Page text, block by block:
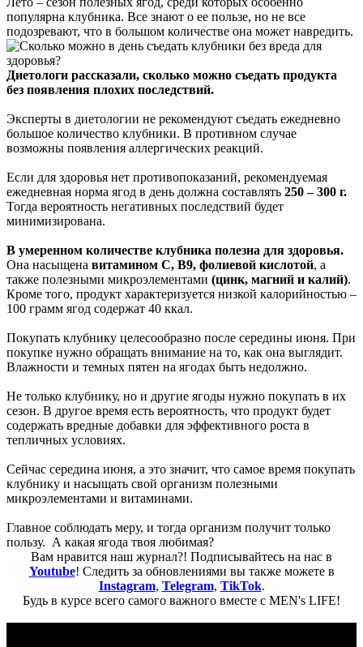
популярна клубника. Все знают о ее пользе, но не все
подозревают, что в большом количестве она может навредить.
Диетологи рассказали, сколько можно съедать продукта
без появления плохих последствий.
Эксперты в диетологии не рекомендуют съедать ежедневно
большое количество клубники. В противном случае
возможны появления аллергических реакций.
Если для здоровья нет противопоказаний, рекомендуемая
ежедневная норма ягод в день должна составлять 250 – 300 г.
Тогда вероятность негативных последствий будет
минимизирована.
В умеренном количестве клубника полезна для здоровья.
Она насыщена витамином С, В9, фолиевой кислотой, а
также полезными микроэлементами (цинк, магний и калий).
Кроме того, продукт характеризуется низкой калорийностью –
100 грамм ягод содержат 40 ккал.
Покупать клубнику целесообразно после середины июня. При
покупке нужно обращать внимание на то, как она выглядит.
Влажности и темных пятен на ягодах быть недолжно.
Не только клубнику, но и другие ягоды нужно покупать в их
сезон. В другое время есть вероятность, что продукт будет
содержать вредные добавки для эффективного роста в
тепличных условиях.
Сейчас середина июня, а это значит, что самое время покупать
клубнику и насыщать свой организм полезными
микроэлементами и витаминами.
Главное соблюдать меру, и тогда организм получит только
пользу. А какая ягода твоя любимая?
Вам нравится наш журнал?! Подписывайтесь на нас в
Youtube! Следить за обновлениями вы также можете в
Instagram, Telegram, TikTok.
Будь в курсе всего самого важного вместе с MEN's LIFE!